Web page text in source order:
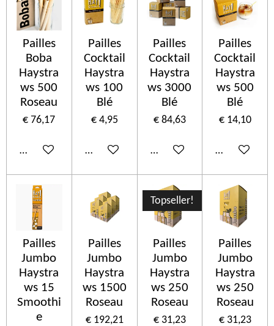
Pailles
Boba
Haystra
ws 500
Roseau
€ 76,17
In winkelwagen
Pailles
Cocktail
Haystra
ws 100
Blé
€ 4,95
In winkelwagen
Pailles
Cocktail
Haystra
ws 3000
Blé
€ 84,63
In winkelwagen
Pailles
Cocktail
Haystra
ws 500
Blé
€ 14,10
In
Pailles
Jumbo
Haystra
ws 15
Smoothi
e
Pailles
Jumbo
Haystra
ws 1500
Roseau
€ 192,21
Topseller!
Pailles
Jumbo
Haystra
ws 250
Roseau
€ 31,23
Pailles
Jumbo
Haystra
ws 250
Roseau
€ 31,23